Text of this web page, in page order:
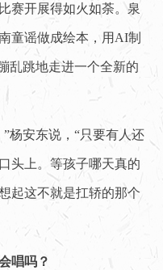
赛开展得如火如荼。泉
童谣做成绘本，用AI制
乱跳地走进一个全新的
杨安东说，“只要有人还
头上。等孩子哪天真的
起这不就是扛轿的那个
唱吗？